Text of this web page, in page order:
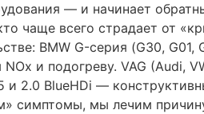
— и начинает
чаще всего страдает от
BMW G-серия (G30,
и подогреву. VAG (Audi,
и 2.0 BlueHDi —
мы лечим